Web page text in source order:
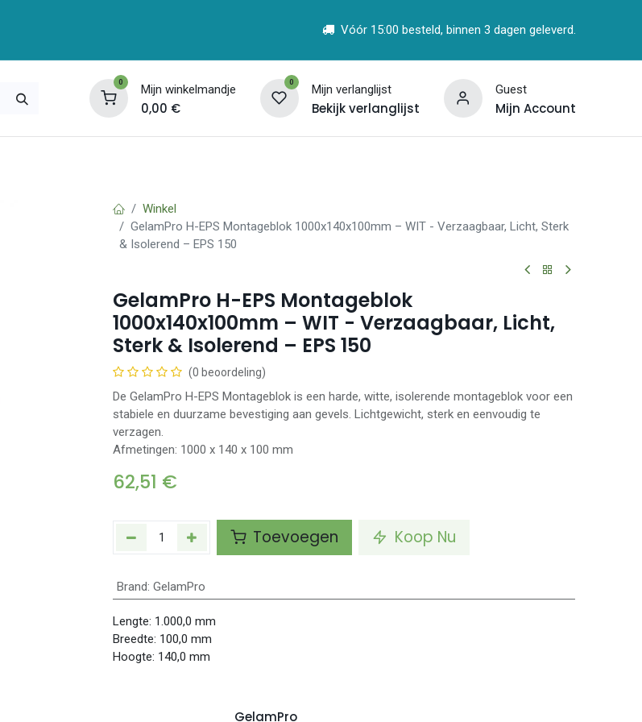
Vóór 15:00 besteld, binnen 3 dagen geleverd.
0 Mijn winkelmandje
0,00 €
0 Mijn verlanglijst
Bekijk verlanglijst
Guest
Mijn Account
Winkel
GelamPro H-EPS Montageblok 1000x140x100mm – WIT - Verzaagbaar, Licht, Sterk
& Isolerend – EPS 150
GelamPro H-EPS Montageblok
1000x140x100mm – WIT - Verzaagbaar, Licht,
Sterk & Isolerend – EPS 150
(0 beoordeling)
De GelamPro H-EPS Montageblok is een harde, witte, isolerende montageblok voor een
stabiele en duurzame bevestiging aan gevels. Lichtgewicht, sterk en eenvoudig te
verzagen.
Afmetingen: 1000 x 140 x 100 mm
62,51 €
Toevoegen Koop Nu
Brand: GelamPro
Lengte: 1.000,0 mm
Breedte: 100,0 mm
Hoogte: 140,0 mm
GelamPro